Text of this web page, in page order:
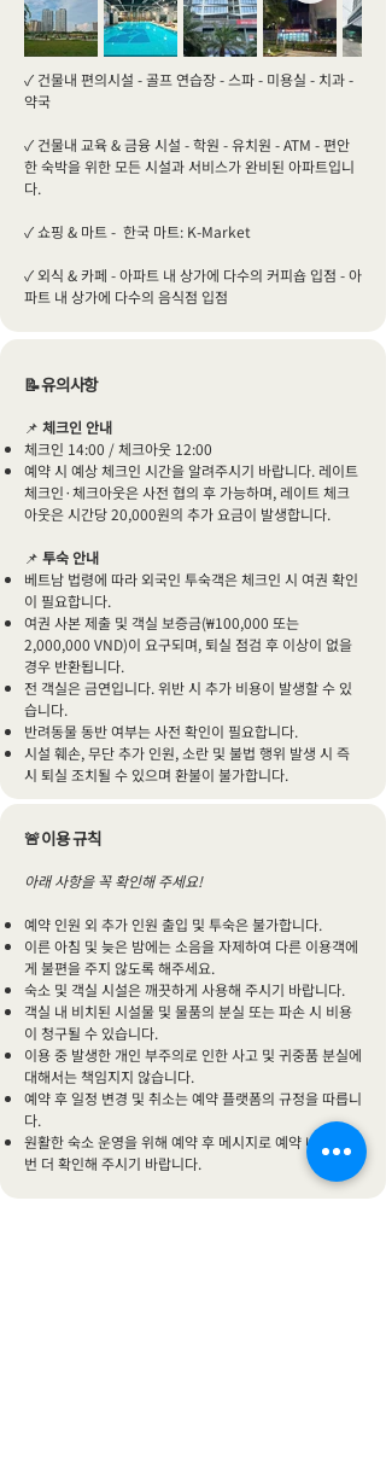
✓ 건물내 편의시설 - 골프 연습장 - 스파 - 미용실 - 치과 -
약국
✓ 건물내 교육 & 금융 시설 - 학원 - 유치원 - ATM - 편안
한 숙박을 위한 모든 시설과 서비스가 완비된 아파트입니
다.
✓ 쇼핑 & 마트 - 한국 마트: K-Market
✓ 외식 & 카페 - 아파트 내 상가에 다수의 커피숍 입점 - 아
파트 내 상가에 다수의 음식점 입점
📝유의사항
📌 체크인 안내
체크인 14:00 / 체크아웃 12:00
예약 시 예상 체크인 시간을 알려주시기 바랍니다. 레이트
체크인·체크아웃은 사전 협의 후 가능하며, 레이트 체크
아웃은 시간당 20,000원의 추가 요금이 발생합니다.
📌 투숙 안내
베트남 법령에 따라 외국인 투숙객은 체크인 시 여권 확인
이 필요합니다.
여권 사본 제출 및 객실 보증금(₩100,000 또는
2,000,000 VND)이 요구되며, 퇴실 점검 후 이상이 없을
경우 반환됩니다.
전 객실은 금연입니다. 위반 시 추가 비용이 발생할 수 있
습니다.
반려동물 동반 여부는 사전 확인이 필요합니다.
시설 훼손, 무단 추가 인원, 소란 및 불법 행위 발생 시 즉
시 퇴실 조치될 수 있으며 환불이 불가합니다.
🚨이용 규칙
아래 사항을 꼭 확인해 주세요!
예약 인원 외 추가 인원 출입 및 투숙은 불가합니다.
이른 아침 및 늦은 밤에는 소음을 자제하여 다른 이용객에
게 불편을 주지 않도록 해주세요.
숙소 및 객실 시설은 깨끗하게 사용해 주시기 바랍니다.
객실 내 비치된 시설물 및 물품의 분실 또는 파손 시 비용
이 청구될 수 있습니다.
이용 중 발생한 개인 부주의로 인한 사고 및 귀중품 분실에
대해서는 책임지지 않습니다.
예약 후 일정 변경 및 취소는 예약 플랫폼의 규정을 따릅니
다.
원활한 숙소 운영을 위해 예약 후 메시지로 예약 내용을 한
번 더 확인해 주시기 바랍니다.